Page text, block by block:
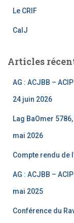
Le CRIF
CalJ
Articles
AG : ACJBB –
24 juin 2026
Lag BaOmer
mai 2026
Compte rendu de
AG : ACJBB –
mai 2025
Conférence du